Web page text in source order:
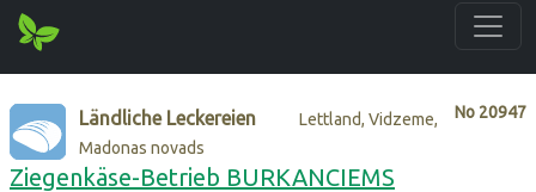
No 20947
Ländliche Leckereien
Lettland, Vidzeme,
Madonas novads
Ziegenkäse-Betrieb BURKANCIEMS